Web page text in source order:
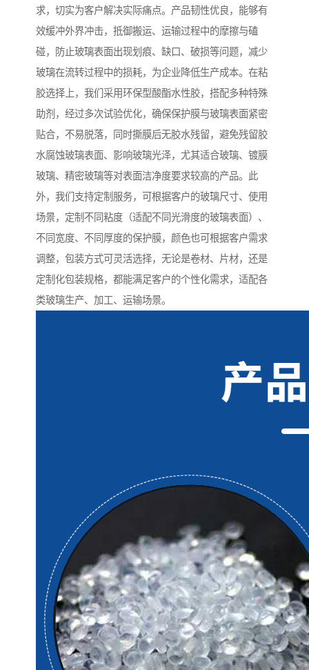
求，切实为客户解决实际痛点。产品韧性优良，能够有
效缓冲外界冲击，抵御搬运、运输过程中的摩擦与磕
碰，防止玻璃表面出现划痕、缺口、破损等问题，减少
玻璃在流转过程中的损耗，为企业降低生产成本。在粘
胶选择上，我们采用环保型酸酯水性胶，搭配多种特殊
助剂，经过多次试验优化，确保保护膜与玻璃表面紧密
贴合，不易脱落，同时撕膜后无胶水残留，避免残留胶
水腐蚀玻璃表面、影响玻璃光泽，尤其适合玻璃、镀膜
玻璃、精密玻璃等对表面洁净度要求较高的产品。此
外，我们支持定制服务，可根据客户的玻璃尺寸、使用
场景，定制不同粘度（适配不同光滑度的玻璃表面）、
不同宽度、不同厚度的保护膜，颜色也可根据客户需求
调整，包装方式可灵活选择，无论是卷材、片材，还是
定制化包装规格，都能满足客户的个性化需求，适配各
类玻璃生产、加工、运输场景。